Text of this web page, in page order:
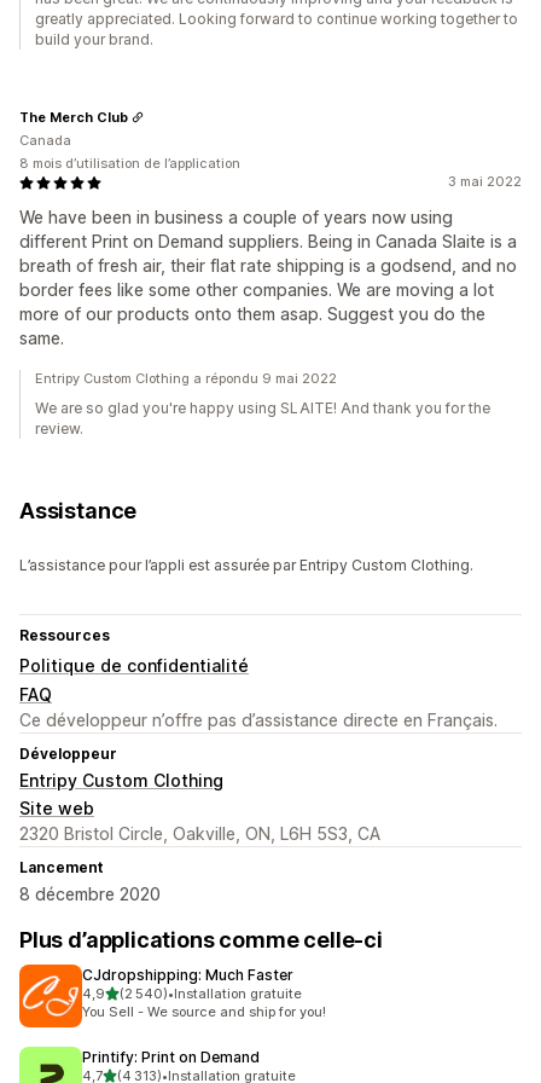
greatly appreciated. Looking forward to continue working together to
build your brand.
3 mai 2022
We have been in business a couple of years now using
different Print on Demand suppliers. Being in Canada Slaite is a
breath of fresh air, their flat rate shipping is a godsend, and no
border fees like some other companies. We are moving a lot
more of our products onto them asap. Suggest you do the
same.
The Merch Club
Canada
8 mois d’utilisation de l’application
Entripy Custom Clothing a répondu 9 mai 2022
We are so glad you're happy using SLAITE! And thank you for the
review.
Assistance
L’assistance pour l’appli est assurée par Entripy Custom Clothing.
Ressources
Politique de confidentialité
FAQ
Ce développeur n’offre pas d’assistance directe en Français.
Développeur
Entripy Custom Clothing
Site web
2320 Bristol Circle, Oakville, ON, L6H 5S3, CA
Lancement
8 décembre 2020
Plus d’applications comme celle-ci
CJdropshipping: Much Faster
4,9étoile(s) sur 5
(2 540)
2540 avis au total
•Installation gratuite
You Sell - We source and ship for you!
Printify: Print on Demand
4,7étoile(s) sur 5
(4 313)•Installation gratuite